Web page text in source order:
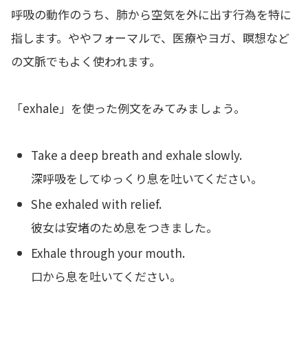
呼吸の動作のうち、肺から空気を外に出す行為を特に
指します。ややフォーマルで、医療やヨガ、瞑想など
の文脈でもよく使われます。
「exhale」を使った例文をみてみましょう。
Take a deep breath and exhale slowly.
深呼吸をしてゆっくり息を吐いてください。
She exhaled with relief.
彼女は安堵のため息をつきました。
Exhale through your mouth.
口から息を吐いてください。